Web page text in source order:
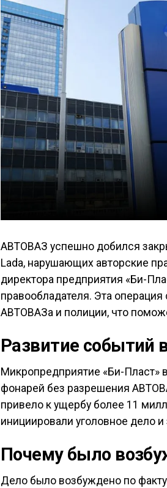
АВТОВАЗ успешно добился
Lada, нарушающих авторские
директора предприятия «Би-
правообладателя. Эта
АВТОВАЗа и полиции, что
Развитие событий
Микропредприятие «Би-Пласт»
фонарей без разрешения
привело к ущербу более 11
инициировали уголовное дело
Почему было
Дело было возбуждено по